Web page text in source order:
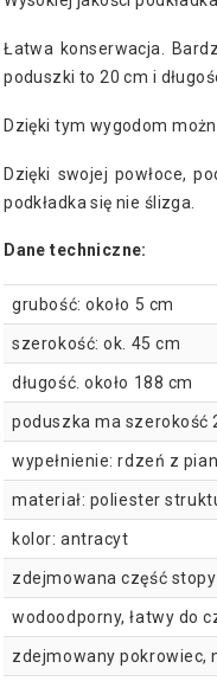
Łatwa konserwacja.
poduszki to 20 cm i
Dzięki tym wygodom
Dzięki swojej powłoce,
podkładka się nie ślizga.
Dane techniczne:
grubość: około 5 cm
szerokość: ok. 45 cm
długość. około 188 cm
poduszka ma szerokość
wypełnienie: rdzeń z
materiał: poliester
kolor: antracyt
zdejmowana część stopy
wodoodporny, łatwy do
zdejmowany pokrowiec,